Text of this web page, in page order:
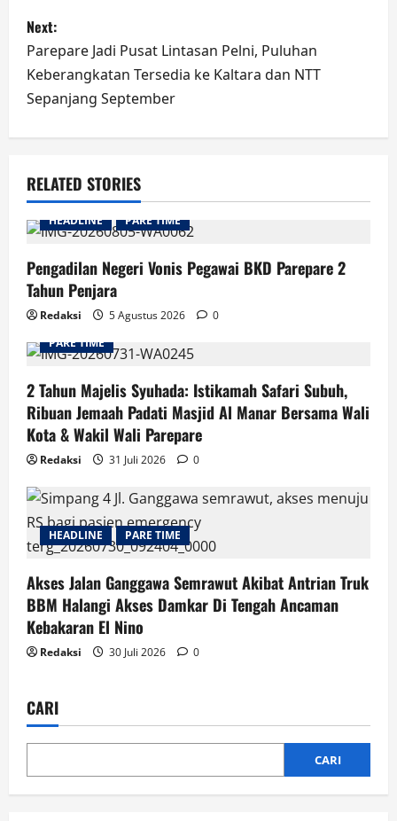
Next:
Parepare Jadi Pusat Lintasan Pelni, Puluhan
Keberangkatan Tersedia ke Kaltara dan NTT
Sepanjang September
RELATED STORIES
HEADLINE PARE TIME
Pengadilan Negeri Vonis Pegawai BKD Parepare 2
Tahun Penjara
Redaksi 5 Agustus 2026
0
PARE TIME
2 Tahun Majelis Syuhada: Istikamah Safari Subuh,
Ribuan Jemaah Padati Masjid Al Manar Bersama Wali
Kota & Wakil Wali Parepare
Redaksi 31 Juli 2026 0
HEADLINE PARE TIME
Akses Jalan Ganggawa Semrawut Akibat Antrian Truk
BBM Halangi Akses Damkar Di Tengah Ancaman
Kebakaran El Nino
Redaksi 30 Juli 2026 0
CARI
CARI